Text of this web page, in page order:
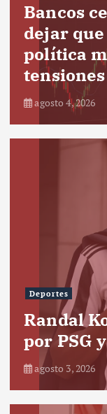
Bancos
dejar
política
agosto 4, 2026
Deportes
Randal
por PSG
agosto 3, 2026